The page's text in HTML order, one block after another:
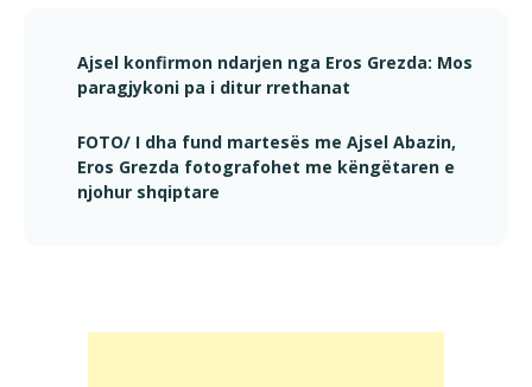
Ajsel konfirmon ndarjen nga Eros Grezda: Mos
paragjykoni pa i ditur rrethanat
FOTO/ I dha fund martesës me Ajsel Abazin,
Eros Grezda fotografohet me këngëtaren e
njohur shqiptare